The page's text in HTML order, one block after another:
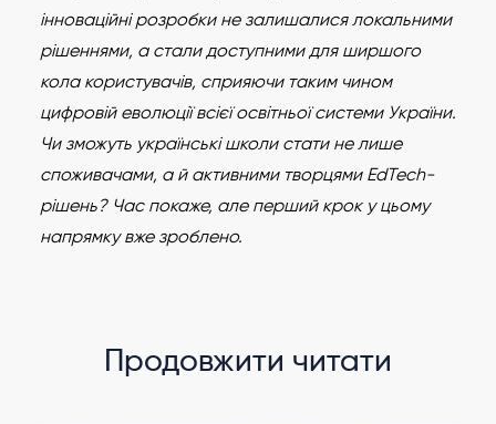
інноваційні розробки не залишалися локальними
рішеннями, а стали доступними для ширшого
кола користувачів, сприяючи таким чином
цифровій еволюції всієї освітньої системи України.
Чи зможуть українські школи стати не лише
споживачами, а й активними творцями EdTech-
рішень? Час покаже, але перший крок у цьому
напрямку вже зроблено.
Продовжити читати